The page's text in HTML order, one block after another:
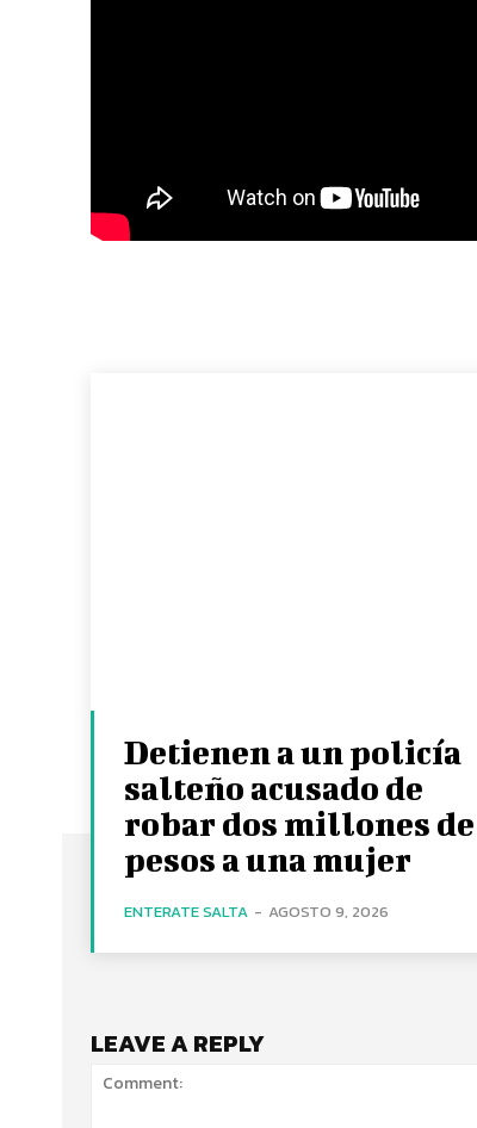
Detienen a un policía
salteño acusado de
robar dos millones de
pesos a una mujer
ENTERATE SALTA - AGOSTO 9, 2026
LEAVE A REPLY